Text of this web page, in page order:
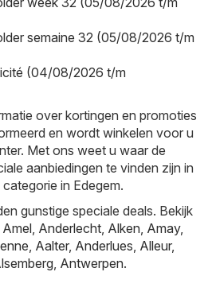
semaine 32 (05/08/2026 t/m
(04/08/2026 t/m
over kortingen en promoties
en wordt winkelen voor u
Met ons weet u waar de
aanbiedingen te vinden zijn in
in Edegem.
gunstige speciale deals. Bekijk
Amel, Anderlecht, Alken, Amay,
, Aalter, Anderlues, Alleur,
, Antwerpen.